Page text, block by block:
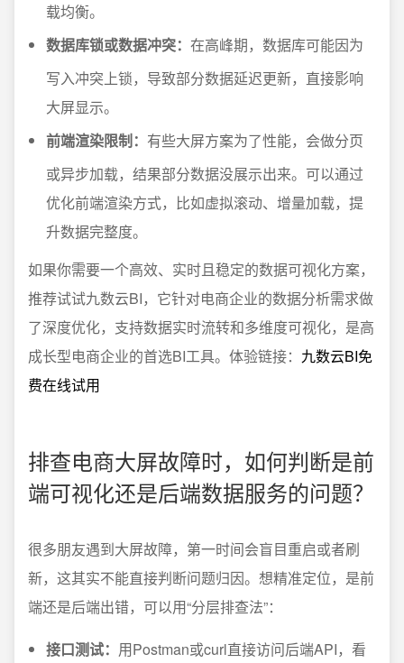
载均衡。
数据库锁或数据冲突： 在高峰期，数据库可能因为
写入冲突上锁，导致部分数据延迟更新，直接影响
大屏显示。
前端渲染限制： 有些大屏方案为了性能，会做分页
或异步加载，结果部分数据没展示出来。可以通过
优化前端渲染方式，比如虚拟滚动、增量加载，提
升数据完整度。
如果你需要一个高效、实时且稳定的数据可视化方案，
推荐试试九数云BI，它针对电商企业的数据分析需求做
了深度优化，支持数据实时流转和多维度可视化，是高
成长型电商企业的首选BI工具。体验链接： 九数云BI免
费在线试用
排查电商大屏故障时，如何判断是前
端可视化还是后端数据服务的问题？
很多朋友遇到大屏故障，第一时间会盲目重启或者刷
新，这其实不能直接判断问题归因。想精准定位，是前
端还是后端出错，可以用“分层排查法”：
接口测试： 用Postman或curl直接访问后端API，看